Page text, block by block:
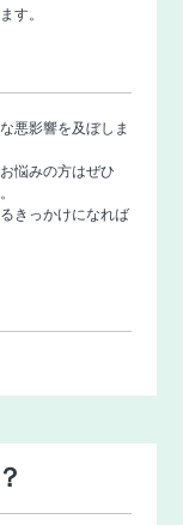
す。
悪影響を及ぼしま
悩みの方はぜひ
きっかけになれば